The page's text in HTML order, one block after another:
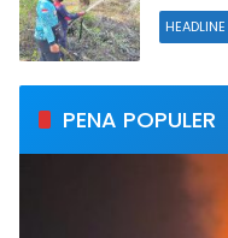
HEADLINE
PENA POPULER